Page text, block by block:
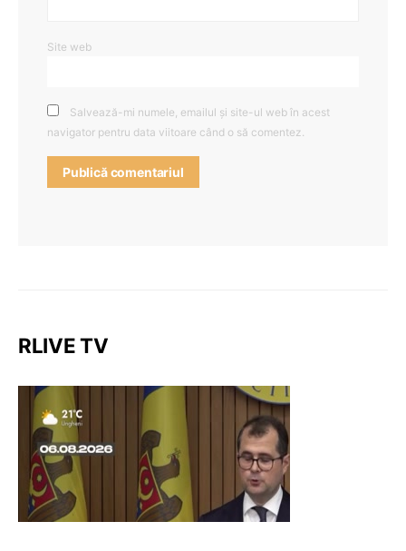
Site web
Salvează-mi numele, emailul și site-ul web în acest
navigator pentru data viitoare când o să comentez.
RLIVE TV